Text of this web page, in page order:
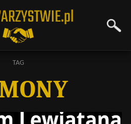
TAG